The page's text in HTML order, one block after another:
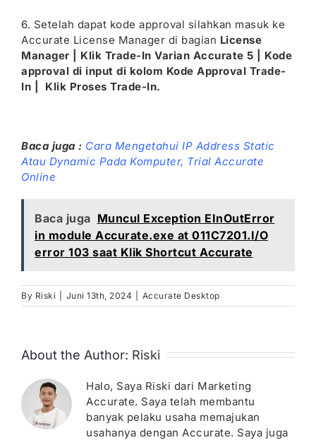
6. Setelah dapat kode approval silahkan masuk ke
Accurate License Manager di bagian License
Manager | Klik Trade-In Varian Accurate 5 | Kode
approval di input di kolom Kode Approval Trade-
In | Klik Proses Trade-In.
Baca juga : Cara Mengetahui IP Address Static
Atau Dynamic Pada Komputer, Trial Accurate
Online
Baca juga Muncul Exception EInOutError
in module Accurate.exe at 011C7201.I/O
error 103 saat Klik Shortcut Accurate
By Riski Juni 13th, 2024 Accurate Desktop
About the Author: Riski
Halo, Saya Riski dari Marketing
Accurate. Saya telah membantu
banyak pelaku usaha memajukan
usahanya dengan Accurate. Saya juga